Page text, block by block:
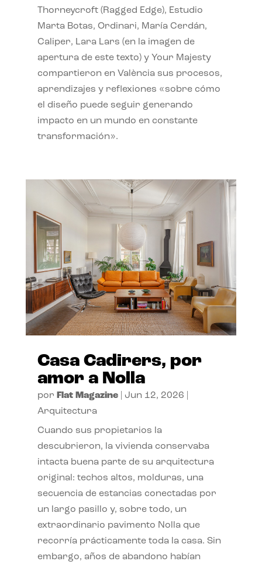
Thorneycroft (Ragged Edge), Estudio
Marta Botas, Ordinari, María Cerdán,
Caliper, Lara Lars (en la imagen de
apertura de este texto) y Your Majesty
compartieron en València sus procesos,
aprendizajes y reflexiones «sobre cómo
el diseño puede seguir generando
impacto en un mundo en constante
transformación».
Casa Cadirers, por
amor a Nolla
por Flat Magazine| Jun 12, 2026
Arquitectura
Cuando sus propietarios la
descubrieron, la vivienda conservaba
intacta buena parte de su arquitectura
original: techos altos, molduras, una
secuencia de estancias conectadas por
un largo pasillo y, sobre todo, un
extraordinario pavimento Nolla que
recorría prácticamente toda la casa. Sin
embargo, años de abandono habían